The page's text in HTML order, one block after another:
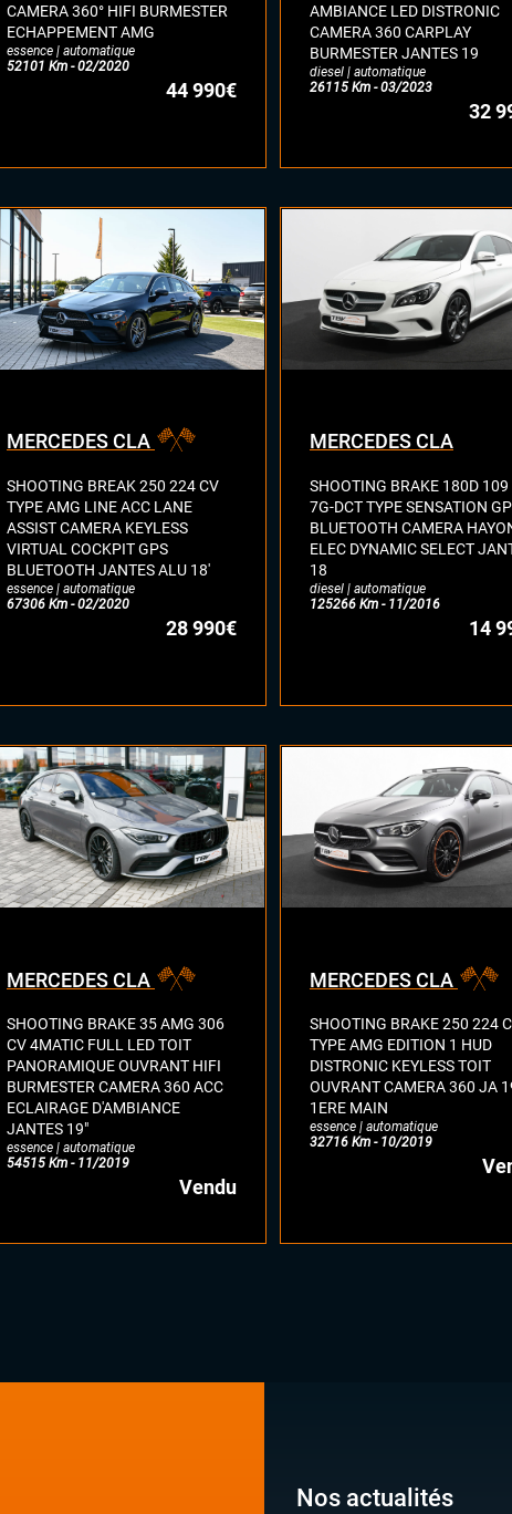
CAMERA 360° HIFI BURMESTER
ECHAPPEMENT AMG
essence | automatique
52101 Km - 02/2020
44 990€
AMBIANCE LED DISTRONIC
CAMERA 360 CARPLAY
BURMESTER JANTES 19
diesel | automatique
26115 Km - 03/2023
32
MERCEDES CLA
SHOOTING BREAK 250 224 CV
TYPE AMG LINE ACC LANE
ASSIST CAMERA KEYLESS
VIRTUAL COCKPIT GPS
BLUETOOTH JANTES ALU 18'
essence | automatique
67306 Km - 02/2020
28 990€
MERCEDES CLA
SHOOTING BRAKE 180D 109
7G-DCT TYPE SENSATION
BLUETOOTH CAMERA
ELEC DYNAMIC SELECT
18
diesel | automatique
125266 Km - 11/2016
14
MERCEDES CLA
SHOOTING BRAKE 35 AMG 306
CV 4MATIC FULL LED TOIT
PANORAMIQUE OUVRANT HIFI
BURMESTER CAMERA 360 ACC
ECLAIRAGE D'AMBIANCE
JANTES 19"
essence | automatique
54515 Km - 11/2019
Vendu
MERCEDES CLA
SHOOTING BRAKE 250 224
TYPE AMG EDITION 1 HUD
DISTRONIC KEYLESS TOIT
OUVRANT CAMERA 360 JA
1ERE MAIN
essence | automatique
32716 Km - 10/2019
Nos actualités